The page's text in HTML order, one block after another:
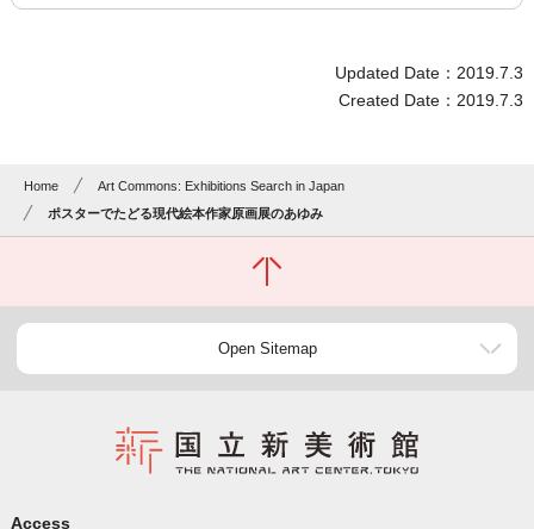
Updated Date：2019.7.3
Created Date：2019.7.3
Home
Art Commons: Exhibitions Search in Japan
ポスターでたどる現代絵本作家原画展のあゆみ
Open Sitemap
Access